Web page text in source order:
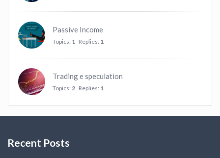
Passive Income
Topics: 1 Replies: 1
Trading e speculation
Topics: 2 Replies: 1
Recent Posts